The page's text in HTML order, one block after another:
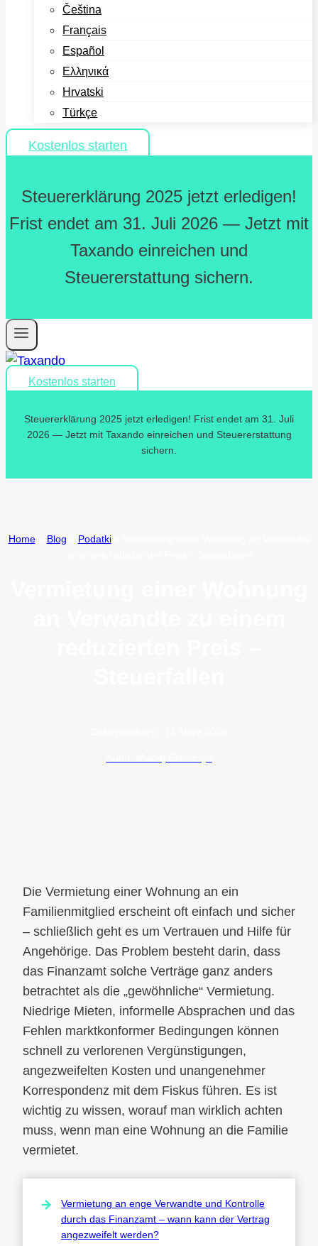
Čeština
Français
Español
Ελληνικά
Hrvatski
Türkçe
Kostenlos starten
Steuererklärung 2025 jetzt erledigen!
Frist endet am 31. Juli 2026 — Jetzt mit
Taxando einreichen und
Steuererstattung sichern.
Kostenlos starten
Steuererklärung 2025 jetzt erledigen! Frist endet am 31. Juli
2026 — Jetzt mit Taxando einreichen und Steuererstattung
sichern.
Home» Blog Podatki»
Die Vermietung einer Wohnung an ein
Familienmitglied erscheint oft einfach und sicher
– schließlich geht es um Vertrauen und Hilfe für
Angehörige. Das Problem besteht darin, dass
das Finanzamt solche Verträge ganz anders
betrachtet als die „gewöhnliche“ Vermietung.
Niedrige Mieten, informelle Absprachen und das
Fehlen marktkonformer Bedingungen können
schnell zu verlorenen Vergünstigungen,
angezweifelten Kosten und unangenehmer
Korrespondenz mit dem Fiskus führen. Es ist
wichtig zu wissen, worauf man wirklich achten
muss, wenn man eine Wohnung an die Familie
vermietet.
Vermietung an enge Verwandte und Kontrolle
durch das Finanzamt – wann kann der Vertrag
angezweifelt werden?